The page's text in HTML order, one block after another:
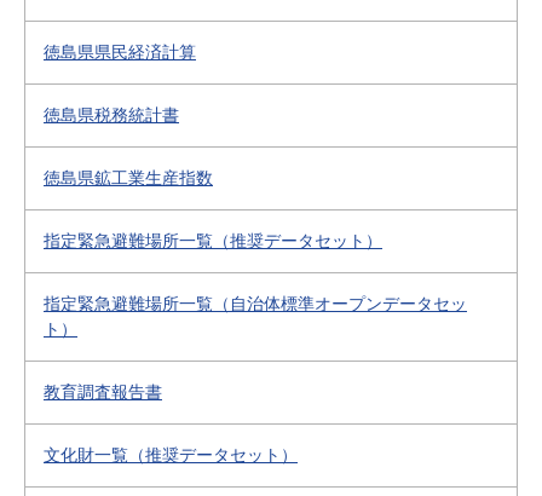
徳島県県民経済計算
徳島県税務統計書
徳島県鉱工業生産指数
指定緊急避難場所一覧（推奨データセット）
指定緊急避難場所一覧（自治体標準オープンデータセッ
ト）
教育調査報告書
文化財一覧（推奨データセット）